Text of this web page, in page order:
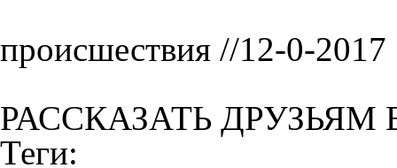
происшествия //12-0-2017
РАССКАЗАТЬ ДРУЗЬЯМ
Теги: